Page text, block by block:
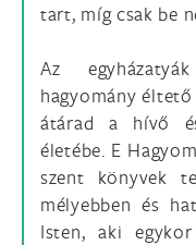
tart, míg csak be
Az
hagyomány
átárad a hívő
életébe. E
szent könyvek
mélyebben és
Isten, aki